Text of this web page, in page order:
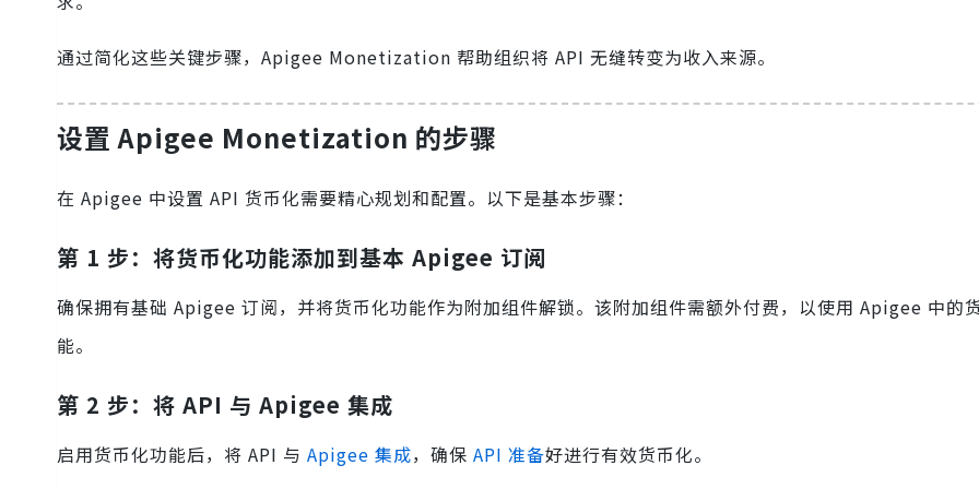
通过简化这些关键步骤，Apigee Monetization 帮助组织将 API 无缝转变为收入来源。
设置 Apigee Monetization 的步骤
在 Apigee 中设置 API 货币化需要精心规划和配置。以下是基本步骤：
第 1 步：将货币化功能添加到基本 Apigee 订阅
确保拥有基础 Apigee 订阅，并将货币化功能作为附加组件解锁。该附加组件需额外付费，以使用 Apigee 中的
能。
第 2 步：将 API 与 Apigee 集成
启用货币化功能后，将 API 与 Apigee 集成，确保 API 准备好进行有效货币化。